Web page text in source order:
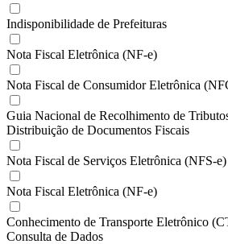
Indisponibilidade de Prefeituras
Nota Fiscal Eletrônica (NF-e)
Nota Fiscal de Consumidor Eletrônica
Guia Nacional de Recolhimento de
Distribuição de Documentos Fiscais
Nota Fiscal de Serviços Eletrônica (NFS-e)
Nota Fiscal Eletrônica (NF-e)
Conhecimento de Transporte Eletrônico
Consulta de Dados